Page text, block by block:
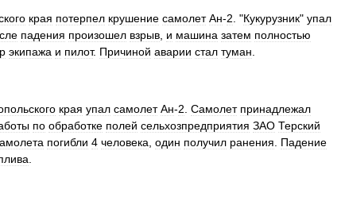
края потерпел крушение самолет Ан-2 . "Кукурузник" упал
падения произошел взрыв и машина затем полностью
экипажа и пилот. Причиной аварии стал туман
края упал самолет Ан-2 Самолет принадлежал
по обработке полей сельхозпредприятия ЗАО Терский
погибли 4 человека один получил ранения
Падение